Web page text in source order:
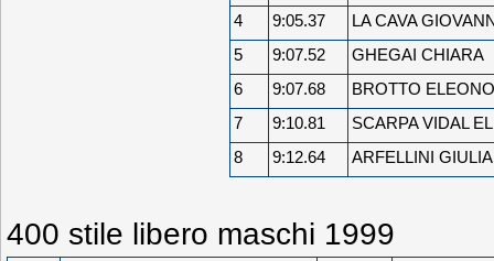
4
9:05.37
LA CAVA
5
9:07.52
GHEGAI CHIARA
6
9:07.68
BROTTO
7
9:10.81
SCARPA VIDAL
8
9:12.64 ARFELLINI GIULIA
400 stile libero maschi 1999